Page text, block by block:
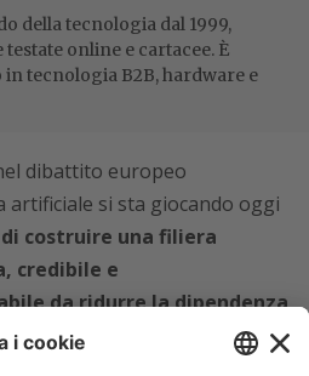
della tecnologia dal 1999,
online e cartacee. È
tecnologia B2B, hardware e
dibattito europeo
artificiale si sta giocando oggi
costruire una filiera
credibile e
da ridurre la dipendenza
È in questo contesto che